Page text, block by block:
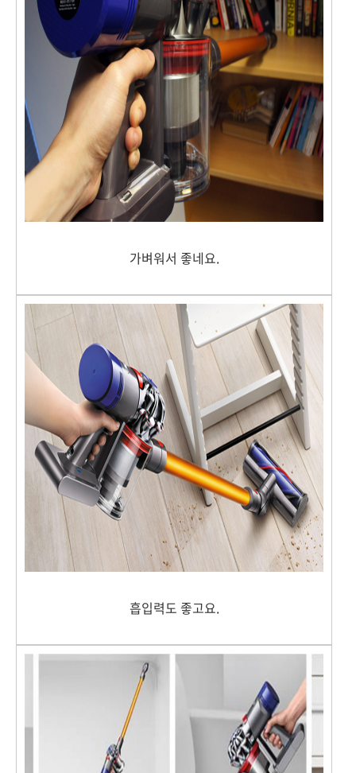
가벼워서 좋네요.
흡입력도 좋고요.